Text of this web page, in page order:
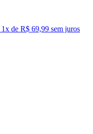
1x de R$ 69,99 sem juros